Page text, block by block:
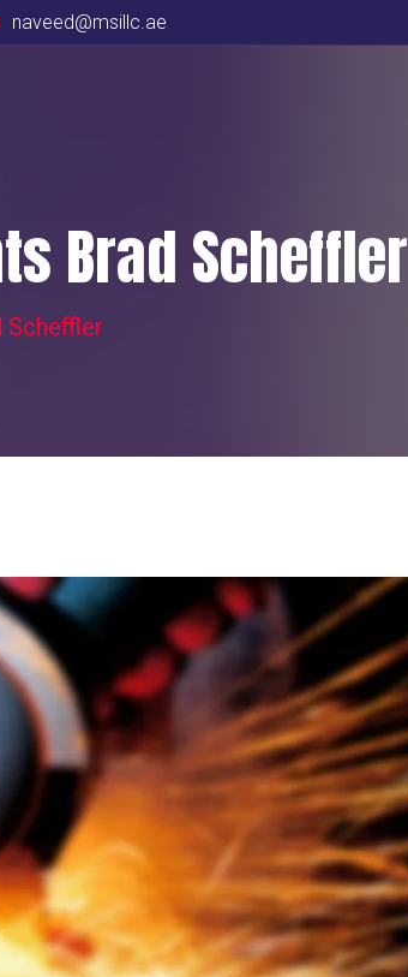
naveed@msillc.ae
Brad Scheffler
Scheffler